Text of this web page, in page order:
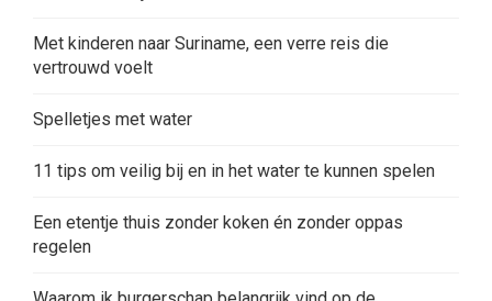
Met kinderen naar Suriname, een verre reis die
vertrouwd voelt
Spelletjes met water
11 tips om veilig bij en in het water te kunnen spelen
Een etentje thuis zonder koken én zonder oppas
regelen